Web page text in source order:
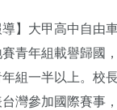
導】大甲高中自由
青年組載譽歸國
組一半以上。校
灣參加國際賽事